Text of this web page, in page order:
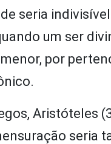
seria
um ser
por
Aristóteles
seria